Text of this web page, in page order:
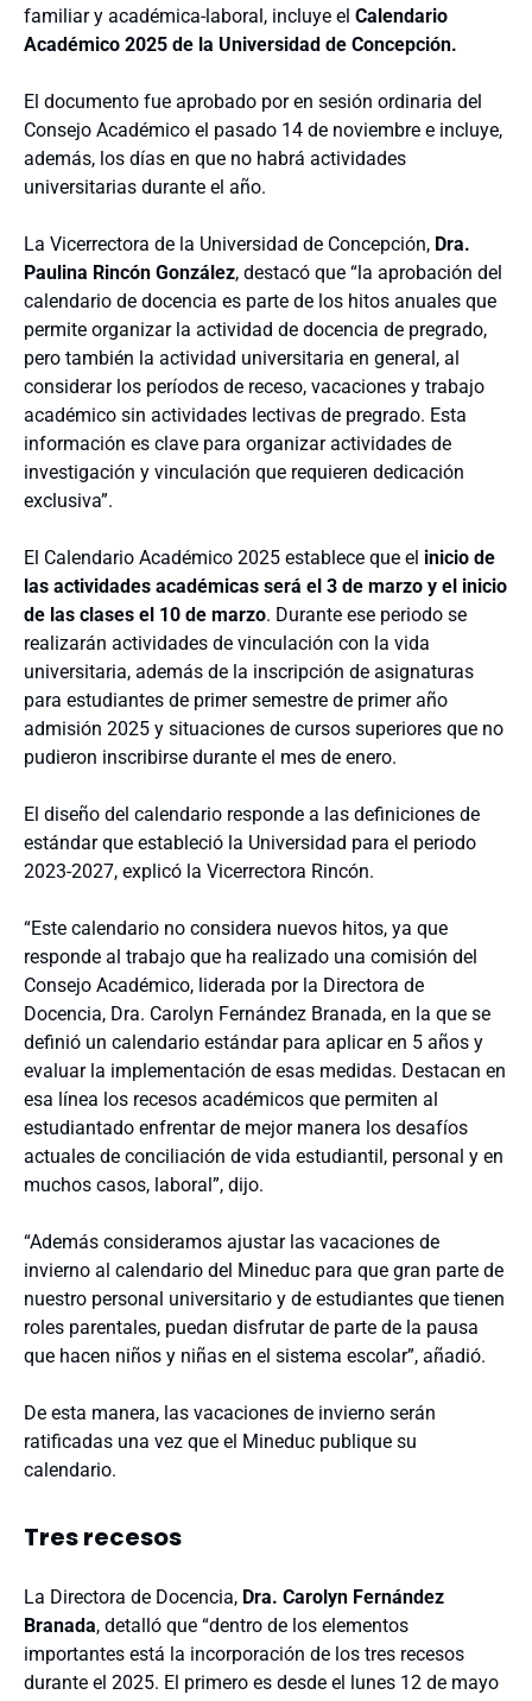
familiar y académica-laboral, incluye el Calendario
Académico 2025 de la Universidad de Concepción.
El documento fue aprobado por en sesión ordinaria del
Consejo Académico el pasado 14 de noviembre e incluye,
además, los días en que no habrá actividades
universitarias durante el año.
La Vicerrectora de la Universidad de Concepción, Dra.
Paulina Rincón González, destacó que “la aprobación del
calendario de docencia es parte de los hitos anuales que
permite organizar la actividad de docencia de pregrado,
pero también la actividad universitaria en general, al
considerar los períodos de receso, vacaciones y trabajo
académico sin actividades lectivas de pregrado. Esta
información es clave para organizar actividades de
investigación y vinculación que requieren dedicación
exclusiva”.
El Calendario Académico 2025 establece que el inicio de
las actividades académicas será el 3 de marzo y el inicio
de las clases el 10 de marzo. Durante ese periodo se
realizarán actividades de vinculación con la vida
universitaria, además de la inscripción de asignaturas
para estudiantes de primer semestre de primer año
admisión 2025 y situaciones de cursos superiores que no
pudieron inscribirse durante el mes de enero.
El diseño del calendario responde a las definiciones de
estándar que estableció la Universidad para el periodo
2023-2027, explicó la Vicerrectora Rincón.
“Este calendario no considera nuevos hitos, ya que
responde al trabajo que ha realizado una comisión del
Consejo Académico, liderada por la Directora de
Docencia, Dra. Carolyn Fernández Branada, en la que se
definió un calendario estándar para aplicar en 5 años y
evaluar la implementación de esas medidas. Destacan en
esa línea los recesos académicos que permiten al
estudiantado enfrentar de mejor manera los desafíos
actuales de conciliación de vida estudiantil, personal y en
muchos casos, laboral”, dijo.
“Además consideramos ajustar las vacaciones de
invierno al calendario del Mineduc para que gran parte de
nuestro personal universitario y de estudiantes que tienen
roles parentales, puedan disfrutar de parte de la pausa
que hacen niños y niñas en el sistema escolar”, añadió.
De esta manera, las vacaciones de invierno serán
ratificadas una vez que el Mineduc publique su
calendario.
Tres recesos
La Directora de Docencia, Dra. Carolyn Fernández
Branada, detalló que “dentro de los elementos
importantes está la incorporación de los tres recesos
durante el 2025. El primero es desde el lunes 12 de mayo